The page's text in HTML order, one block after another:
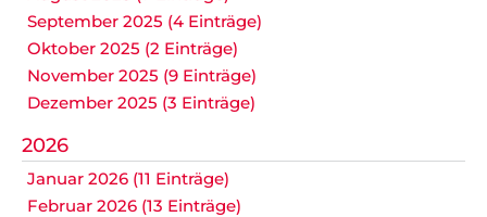
September 2025 (4 Einträge)
Oktober 2025 (2 Einträge)
November 2025 (9 Einträge)
Dezember 2025 (3 Einträge)
2026
Januar 2026 (11 Einträge)
Februar 2026 (13 Einträge)